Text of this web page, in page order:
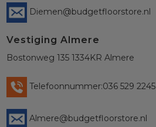
Diemen@budgetfloorstore.nl
Vestiging Almere
Bostonweg 135 1334KR Almere
Telefoonnummer:036 529 2245
Almere@budgetfloorstore.nl